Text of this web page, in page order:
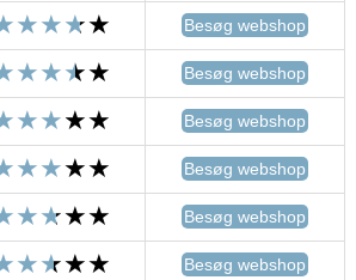
Besøg webshop
Besøg webshop
Besøg webshop
Besøg webshop
Besøg webshop
Besøg webshop